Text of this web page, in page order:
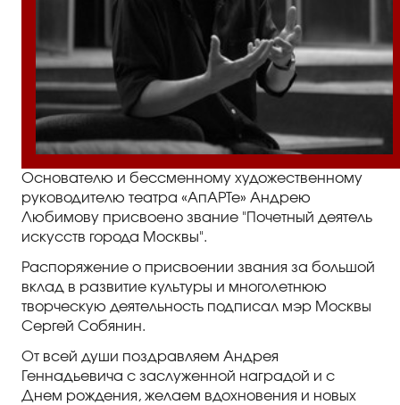
Основателю и бессменному художественному
руководителю театра «АпАРТе» Андрею
Любимову присвоено звание "Почетный деятель
искусств города Москвы".
Распоряжение о присвоении звания за большой
вклад в развитие культуры и многолетнюю
творческую деятельность подписал мэр Москвы
Сергей Собянин.
От всей души поздравляем Андрея
Геннадьевича с заслуженной наградой и с
Днем рождения, желаем вдохновения и новых